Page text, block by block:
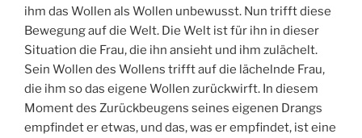
ihm das Wollen als Wollen unbewusst. Nun trifft diese
Bewegung auf die Welt. Die Welt ist für ihn in dieser
Situation die Frau, die ihn ansieht und ihm zulächelt.
Sein Wollen des Wollens trifft auf die lächelnde Frau,
die ihm so das eigene Wollen zurückwirft. In diesem
Moment des Zurückbeugens seines eigenen Drangs
empfindet er etwas, und das, was er empfindet, ist eine